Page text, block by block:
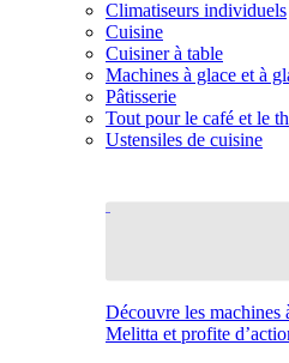
Climatiseurs individuels
Cuisine
Cuisiner à table
Machines à glace et à
Pâtisserie
Tout pour le café et le
Ustensiles de cuisine
Découvre les machines
Melitta et profite